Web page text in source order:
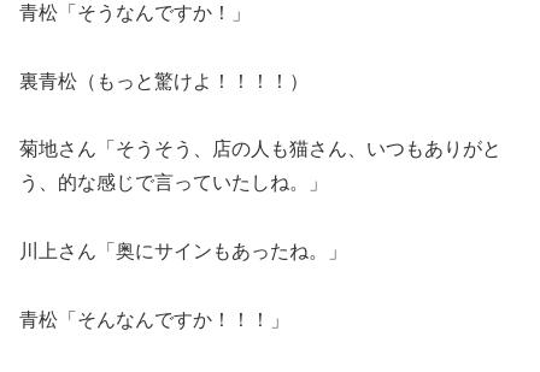
青松「そうなんですか！」
裏青松（もっと驚けよ！！！！）
菊地さん「そうそう、店の人も猫さん、いつもありがと
う、的な感じで言っていたしね。」
川上さん「奥にサインもあったね。」
青松「そんなんですか！！！」